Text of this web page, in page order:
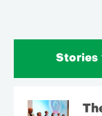
Stories